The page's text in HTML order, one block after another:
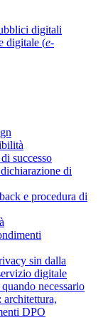
digitali
digitale (e-
successo
di
e procedura di
sin dalla
digitale
necessario
architettura,
DPO